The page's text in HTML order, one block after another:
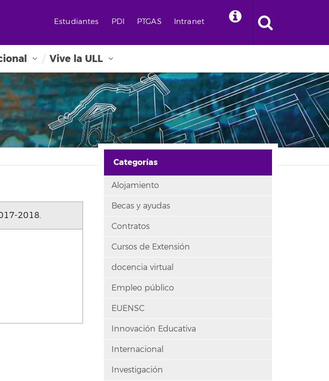
Estudiantes PDI PTGAS Intranet
Vive la ULL
2018.
Categorías
Alojamiento
Becas y ayudas
Contratos
Cursos de Extensión
docencia virtual
Empleo público
EUENSC
Innovación Educativa
Internacional
Investigación